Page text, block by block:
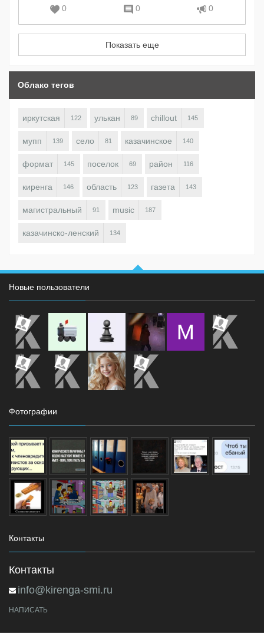
0 0 0
Показать еще
Облако тегов
иркутская 122 улькан 89 chillout 145
мупп 139 село 81 казачинское 140
формат 145 поселок 69 район 116
киренга 146 область 123 газета 143
магистральный 91 music 187
казачинско-ленский 134
Новые пользователи
Фотографии
Контакты
Контакты
info@kirenga-smi.ru
НАПИСАТЬ